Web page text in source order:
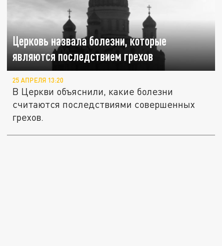
Церковь назвала болезни, которые
являются последствием грехов
25 АПРЕЛЯ 13:20
В Церкви объяснили, какие болезни
считаются последствиями совершенных
грехов.